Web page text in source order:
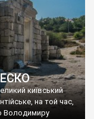
київський
на той час,
Володимиру